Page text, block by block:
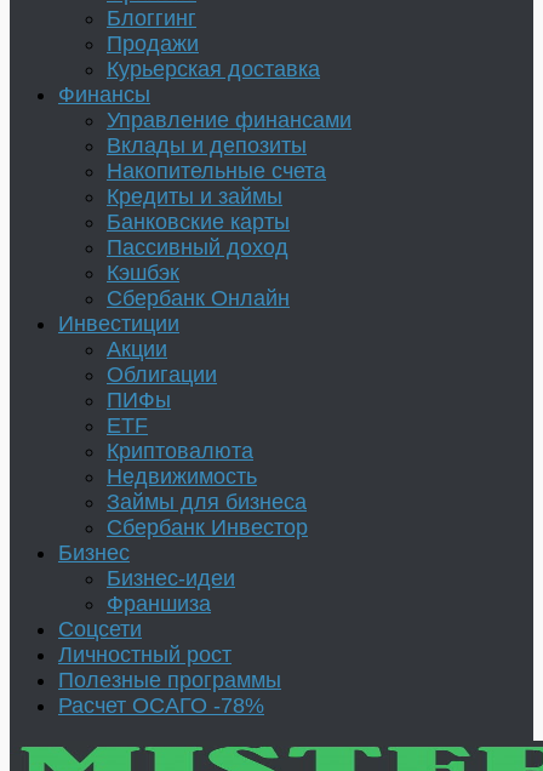
Блоггинг
Продажи
Курьерская доставка
Финансы
Управление финансами
Вклады и депозиты
Накопительные счета
Кредиты и займы
Банковские карты
Пассивный доход
Кэшбэк
Сбербанк Онлайн
Инвестиции
Акции
Облигации
ПИФы
ETF
Криптовалюта
Недвижимость
Займы для бизнеса
Сбербанк Инвестор
Бизнес
Бизнес-идеи
Франшиза
Соцсети
Личностный рост
Полезные программы
Расчет ОСАГО -78%